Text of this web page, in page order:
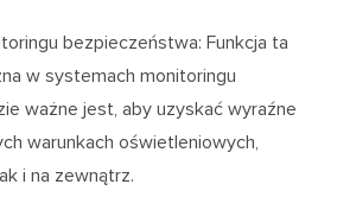
bezpieczeństwa: Funkcja ta
w systemach monitoringu
ważne jest, aby uzyskać wyraźne
warunkach oświetleniowych,
i na zewnątrz.